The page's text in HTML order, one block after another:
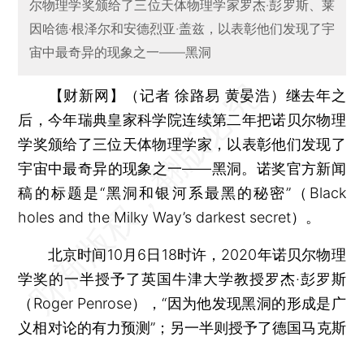
尔物理学奖颁给了三位天体物理学家罗杰·彭罗斯、莱
因哈德·根泽尔和安德烈亚·盖兹，以表彰他们发现了宇
宙中最奇异的现象之一——黑洞
【财新网】（记者 徐路易 黄晏浩） 继去年之
后，今年瑞典皇家科学院连续第二年把诺贝尔物理
学奖颁给了三位天体物理学家，以表彰他们发现了
宇宙中最奇异的现象之一——黑洞。诺奖官方新闻
稿的标题是“黑洞和银河系最黑的秘密”（Black
holes and the Milky Way’s darkest secret）。
北京时间10月6日18时许，2020年诺贝尔物理
学奖的一半授予了英国牛津大学教授罗杰·彭罗斯
（Roger Penrose），“因为他发现黑洞的形成是广
义相对论的有力预测”；另一半则授予了德国马克斯